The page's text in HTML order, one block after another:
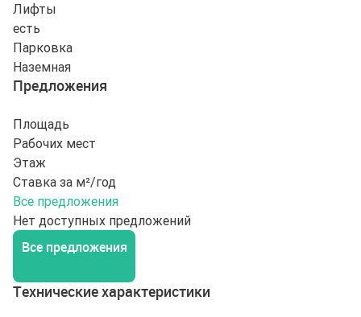
Лифты
есть
Парковка
Наземная
Предложения
Площадь
Рабочих мест
Этаж
Ставка за м²/год
Все предложения
Нет доступных предложений
Все предложения
Технические характеристики